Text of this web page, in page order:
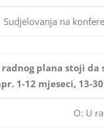
Sudjelovanja na
radnog plana stoji
1-12 mjeseci, 13-
O: U